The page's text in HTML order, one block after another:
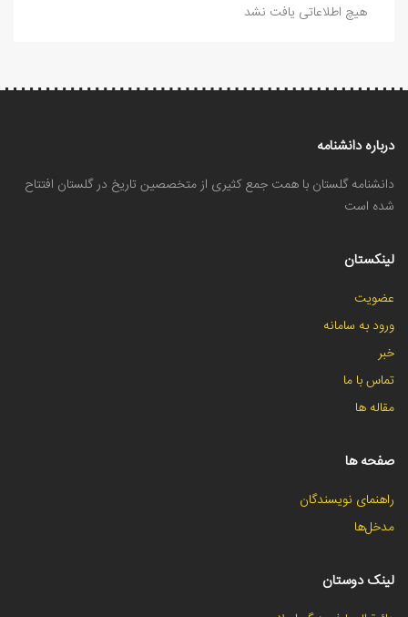
هیچ اطلاعاتی یافت نشد
درباره دانشنامه
دانشنامه گلستان با همت جمع کثیری از متخصصین تاریخ در گلستان افتتاح
شده است
لینکستان
عضویت
ورود به سامانه
خبر
تماس با ما
مقاله ها
صفحه ها
راهنمای نویسندگان
مدخل‌ها
لینک دوستان